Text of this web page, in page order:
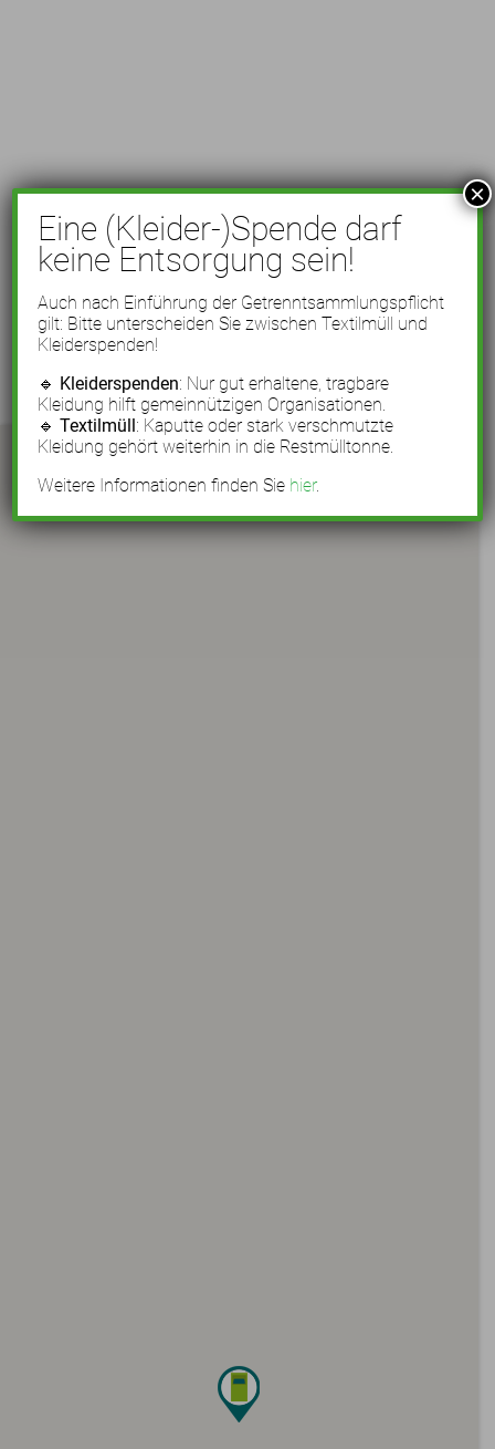
Eine (Kleider-)Spende darf
keine Entsorgung sein!
Auch nach Einführung der Getrenntsammlungspflicht
gilt: Bitte unterscheiden Sie zwischen Textilmüll und
Kleiderspenden!
🔹 Kleiderspenden: Nur gut erhaltene, tragbare
Kleidung hilft gemeinnützigen Organisationen.
🔹Textilmüll: Kaputte oder stark verschmutzte
Kleidung gehört weiterhin in die Restmülltonne.
Weitere Informationen finden Sie hier.
×